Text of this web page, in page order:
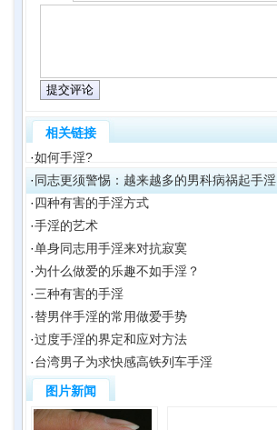
相关链接
·如何手淫?
·同志更须警惕：越来越多的男科病祸起手淫
·四种有害的手淫方式
·手淫的艺术
·单身同志用手淫来对抗寂寞
·为什么做爱的乐趣不如手淫？
·三种有害的手淫
·替男伴手淫的常用做爱手势
·过度手淫的界定和应对方法
·台湾男子为求快感高铁列车手淫
图片新闻